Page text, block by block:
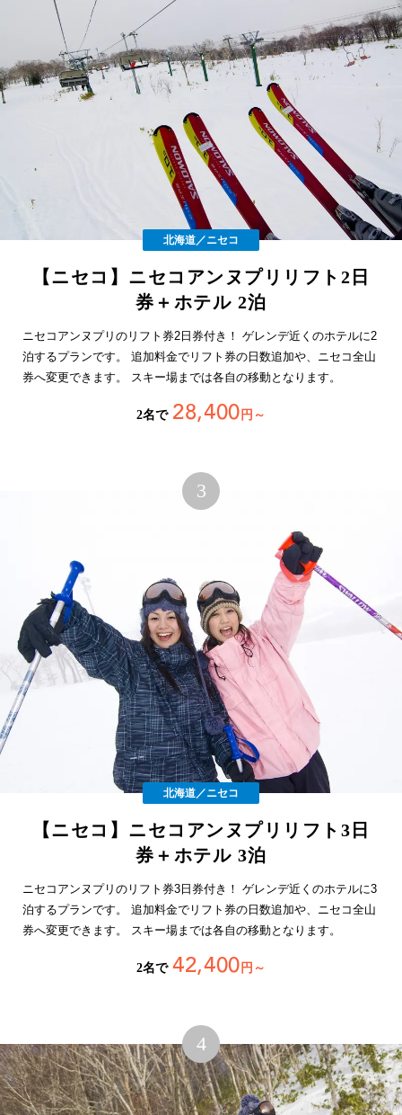
北海道／ニセコ
【ニセコ】ニセコアンヌプリリフト2日
券＋ホテル 2泊
ニセコアンヌプリのリフト券2日券付き！ ゲレンデ近くのホテルに2
泊するプランです。 追加料金でリフト券の日数追加や、ニセコ全山
券へ変更できます。 スキー場までは各自の移動となります。
2名で 28,400 円～
北海道／ニセコ
【ニセコ】ニセコアンヌプリリフト3日
券＋ホテル 3泊
ニセコアンヌプリのリフト券3日券付き！ ゲレンデ近くのホテルに3
泊するプランです。 追加料金でリフト券の日数追加や、ニセコ全山
券へ変更できます。 スキー場までは各自の移動となります。
2名で 42,400 円～